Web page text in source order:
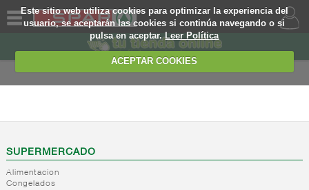
Este sitio web utiliza cookies para optimizar la experiencia del
usuario, se aceptarán las cookies si continúa navegando o si
pulsa en aceptar.Leer Política
ACEPTAR COOKIES
SOMOS
WEB
EJEMPLO
Comida
mejicana
Productos
rumanos
+
SUPERMERCADO
Alimentacion
Congelados